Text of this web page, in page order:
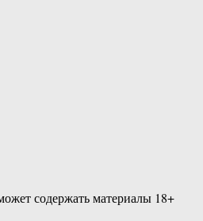
содержать материалы 18+